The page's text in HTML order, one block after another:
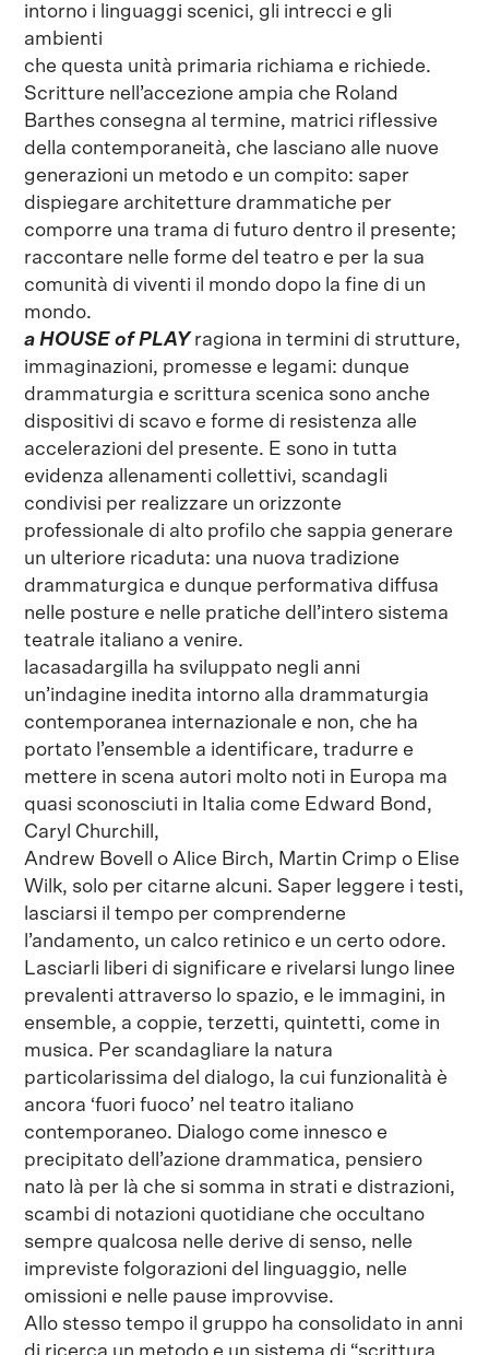
intorno i linguaggi scenici, gli intrecci e gli
ambienti
che questa unità primaria richiama e richiede.
Scritture nell’accezione ampia che Roland
Barthes consegna al termine, matrici riflessive
della contemporaneità, che lasciano alle nuove
generazioni un metodo e un compito: saper
dispiegare architetture drammatiche per
comporre una trama di futuro dentro il presente;
raccontare nelle forme del teatro e per la sua
comunità di viventi il mondo dopo la fine di un
mondo.
a HOUSE of PLAY ragiona in termini di strutture,
immaginazioni, promesse e legami: dunque
drammaturgia e scrittura scenica sono anche
dispositivi di scavo e forme di resistenza alle
accelerazioni del presente. E sono in tutta
evidenza allenamenti collettivi, scandagli
condivisi per realizzare un orizzonte
professionale di alto profilo che sappia generare
un ulteriore ricaduta: una nuova tradizione
drammaturgica e dunque performativa diffusa
nelle posture e nelle pratiche dell’intero sistema
teatrale italiano a venire.
lacasadargilla ha sviluppato negli anni
un’indagine inedita intorno alla drammaturgia
contemporanea internazionale e non, che ha
portato l’ensemble a identificare, tradurre e
mettere in scena autori molto noti in Europa ma
quasi sconosciuti in Italia come Edward Bond,
Caryl Churchill,
Andrew Bovell o Alice Birch, Martin Crimp o Elise
Wilk, solo per citarne alcuni. Saper leggere i testi,
lasciarsi il tempo per comprenderne
l’andamento, un calco retinico e un certo odore.
Lasciarli liberi di significare e rivelarsi lungo linee
prevalenti attraverso lo spazio, e le immagini, in
ensemble, a coppie, terzetti, quintetti, come in
musica. Per scandagliare la natura
particolarissima del dialogo, la cui funzionalità è
ancora ‘fuori fuoco’ nel teatro italiano
contemporaneo. Dialogo come innesco e
precipitato dell’azione drammatica, pensiero
nato là per là che si somma in strati e distrazioni,
scambi di notazioni quotidiane che occultano
sempre qualcosa nelle derive di senso, nelle
impreviste folgorazioni del linguaggio, nelle
omissioni e nelle pause improvvise.
Allo stesso tempo il gruppo ha consolidato in anni